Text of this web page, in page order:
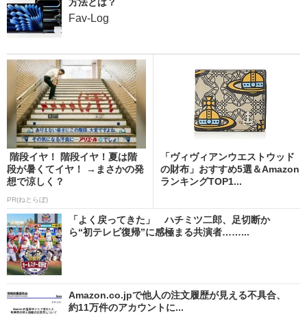
Fav-Log
階段イヤ！ 階段イヤ！夏は階
段が暑くてイヤ！ →まさかの発
想で涼しく？
PR(ねとらぼ)
「ヴィヴィアンウエストウッド
の財布」おすすめ5選＆Amazon
ランキングTOP1...
「よく戻ってきた」 ハチミツ二郎、足切断か
ら“初テレビ復帰”に感極まる共演者……...
Amazon.co.jpで他人の注文履歴が見える不具合、
約11万件のアカウントに...